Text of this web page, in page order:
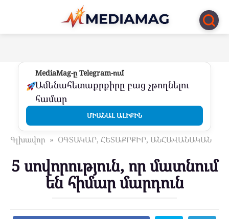
Перейти
контенту
MediaMag-ը Telegram-ում
Ամենահետաքրքիրը բաց չթողնելու
համար
ՄԻԱՆԱԼ ԱԼԻՔԻՆ
Գլխավոր » ՕԳՏԱԿԱՐ, ՀԵՏԱՔՐՔԻՐ, ԱՆՀԱՎԱՆԱԿԱՆ
5 սովորություն, որ մատնում
են հիմար մարդուն